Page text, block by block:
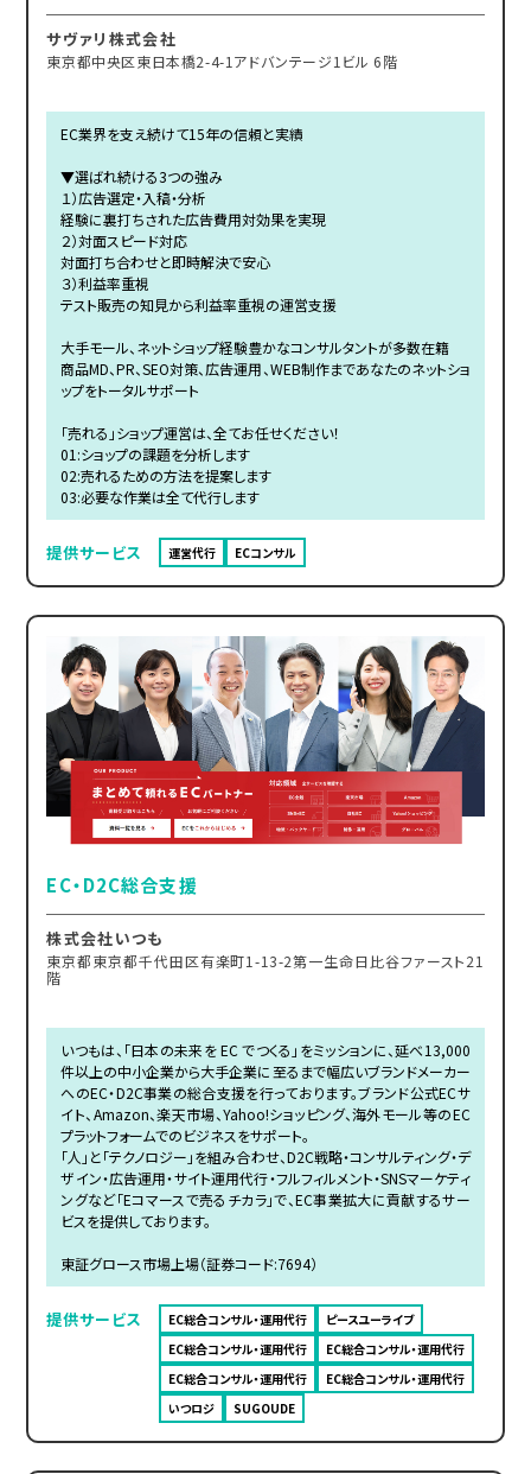
サヴァリ株式会社
東京都中央区東日本橋2-4-1アドバンテージ1ビル 6階
EC業界を支え続けて15年の信頼と実績
▼選ばれ続ける3つの強み
１）広告選定・入稿・分析
経験に裏打ちされた広告費用対効果を実現
２）対面スピード対応
対面打ち合わせと即時解決で安心
３）利益率重視
テスト販売の知見から利益率重視の運営支援
大手モール、ネットショップ経験豊かなコンサルタントが多数在籍
商品MD、PR、SEO対策、広告運用、WEB制作まであなたのネットショ
ップをトータルサポート
「売れる」ショップ運営は、全てお任せください！
01:ショップの課題を分析します
02:売れるための方法を提案します
03:必要な作業は全て代行します
提供サービス 運営代行 ECコンサル
EC・D2C総合支援
株式会社いつも
東京都東京都千代田区有楽町1-13-2第一生命日比谷ファースト21
階
いつもは、「日本の未来を EC でつくる」をミッションに、延べ13,000
件以上の中小企業から大手企業に至るまで幅広いブランドメーカー
へのEC・D2C事業の総合支援を行っております。ブランド公式ECサ
イト、Amazon、楽天市場、Yahoo!ショッピング、海外モール等のEC
プラットフォームでのビジネスをサポート。
「人」と「テクノロジー」を組み合わせ、D2C戦略・コンサルティング・デ
ザイン・広告運用・サイト運用代行・フルフィルメント・SNSマーケティ
ングなど「Eコマースで売るチカラ」で、EC事業拡大に貢献するサー
ビスを提供しております。
東証グロース市場上場（証券コード:7694）
提供サービス EC総合コンサル・運用代行
ピースユーライブ
EC総合コンサル・運用代行
EC総合コンサル・運用代行
EC総合コンサル・運用代行
EC総合コンサル・運用代行
いつロジ
SUGOUDE